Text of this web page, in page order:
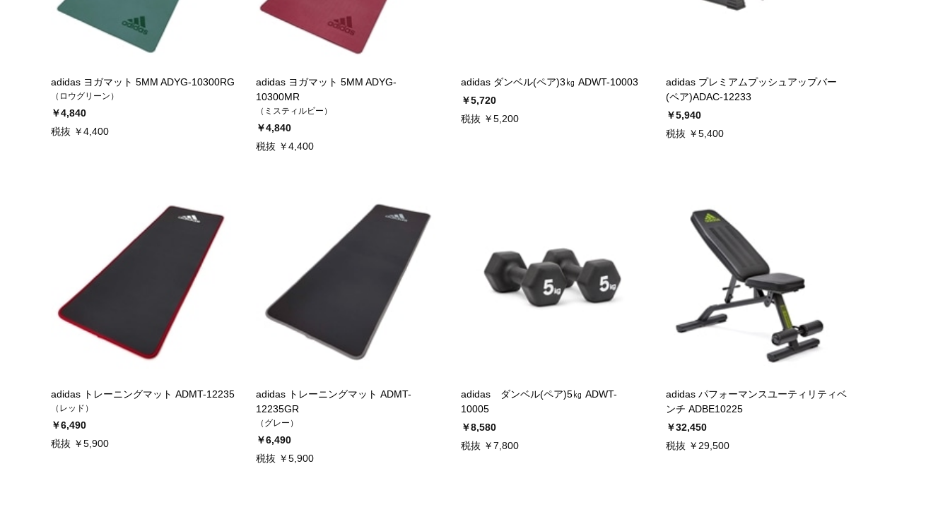
adidas ヨガマット 5MM ADYG-10300RG
（ロウグリーン）
￥4,840
税抜 ￥4,400
adidas ヨガマット 5MM ADYG-
10300MR
（ミスティルビー）
￥4,840
税抜 ￥4,400
adidas ダンベル(ペア)3㎏ ADWT-10003
￥5,720
税抜 ￥5,200
adidas プレミアムプッシュアップバー
(ペア)ADAC-12233
￥5,940
税抜 ￥5,400
adidas トレーニングマット ADMT-12235
（レッド）
￥6,490
税抜 ￥5,900
adidas トレーニングマット ADMT-
12235GR
（グレー）
￥6,490
税抜 ￥5,900
adidas ダンベル(ペア)5㎏ ADWT-
10005
￥8,580
税抜 ￥7,800
adidas パフォーマンスユーティリティベ
ンチ ADBE10225
￥32,450
税抜 ￥29,500